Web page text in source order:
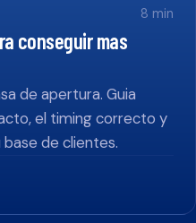
8 min
conseguir mas
de apertura. Guia
el timing correcto y
de clientes.